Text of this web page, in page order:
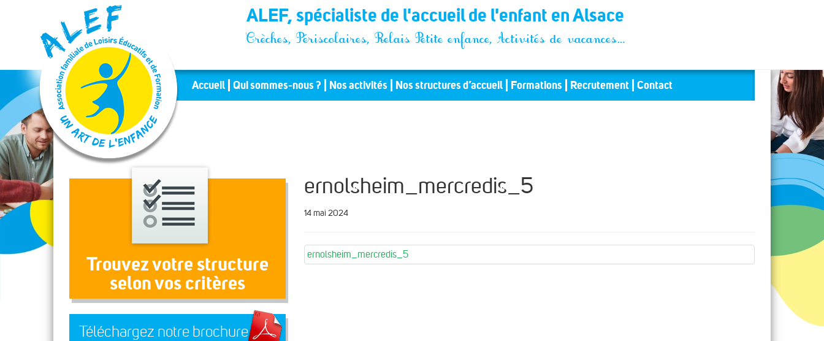
Panneau de gestion des cookies ALEF, spécialiste de l'accueil de l'enfant en Alsace
Crèches, Périscolaires, Relais Petite enfance, Activités de vacances…
Accueil Qui sommes-nous ? Nos activités Nos structures d’accueil Formations Recrutement Contact
Trouvez votre structure
selon vos critères
Téléchargez notre brochure
ernolsheim_mercredis_5
14 mai 2024
ernolsheim_mercredis_5